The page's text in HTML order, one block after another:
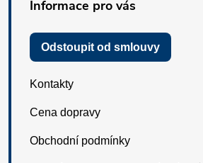
Informace pro vás
Odstoupit od smlouvy
Kontakty
Cena dopravy
Obchodní podmínky